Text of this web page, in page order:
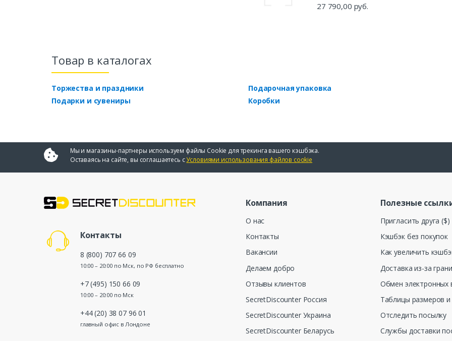
27 790,00 руб.
Товар в каталогах
Торжества и праздники
Подарки и сувениры
Подарочная упаковка
Коробки
Мы и магазины-партнеры используем файлы Cookie для трекинга вашего кэшбэка.
Оставаясь на сайте, вы соглашаетесь сУсловиями использования файлов cookie
Контакты
8 (800) 707 66 09
10:00 – 20:00 по Мск, по РФ бесплатно
+7 (495) 150 66 09
10:00 – 20:00 по Мск
+44 (20) 38 07 96 01
главный офис в Лондоне
Компания
О нас
Контакты
Вакансии
Делаем добро
Отзывы клиентов
SecretDiscounter Россия
SecretDiscounter Украина
SecretDiscounter Беларусь
Полезные
Пригласить друга ($)
Кэшбэк без покупок
Как увеличить
Доставка из-за
Обмен электронных
Таблицы размеров и
Отследить посылку
Службы доставки